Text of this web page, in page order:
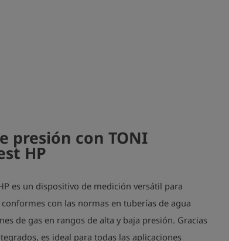
presión con TONI
HP
es un dispositivo de medición versátil para
con las normas en tuberías de agua
de gas en rangos de alta y baja presión. Gracias
es ideal para todas las aplicaciones